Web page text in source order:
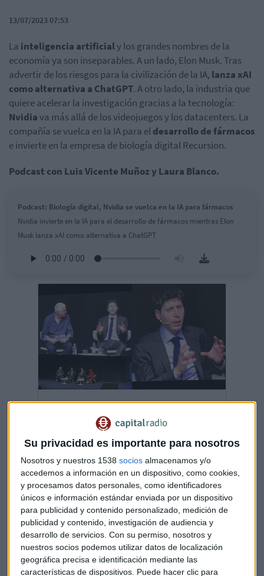
Su privacidad es importante para nosotros
Nosotros y nuestros 1538 socios almacenamos y/o
accedemos a información en un dispositivo, como cookies,
y procesamos datos personales, como identificadores
únicos e información estándar enviada por un dispositivo
para publicidad y contenido personalizado, medición de
publicidad y contenido, investigación de audiencia y
desarrollo de servicios. Con su permiso, nosotros y
nuestros socios podemos utilizar datos de localización
geográfica precisa e identificación mediante las
características de dispositivos. Puede hacer clic para
13/07/2023 07:53
La inteligencia artificialy los grandes nombres de la
economía ya son inseparables. A un lado, Elon Musk. Tras
advertir de los riesgos para la civilización de la IA, lanza xAI
como alternativa a ChatGPT. A otro lado, la industria que
quiere acelerar la investigación gracias a la tecnología:
Nvidiava más allá de los videojuegos y los datacenters. La
compañía se vuelca en la IA para eldesarrollo de fármacos
e invierte en la empresa de biología digital Recursion.
Podcast con Luis Vicente Muñoz y Laura Blanco.
Podcast: Biología digital, Nvidia se vuelca en la IA para fármacos
Nvidia invierte en la IA para el desarrollo de fármacos mientras Elon
Musk lanza xAI como alternativa a ChatGPT
armas nucleares"
regulación de la IA y señala la posibilidad de que una
sola persona pueda crear "unicornios"
Capital Radio
Musk recurre al viejo truco para vender
más coches Tesla